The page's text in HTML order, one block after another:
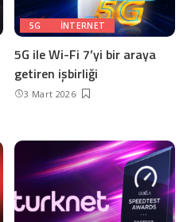
5G INTERNET
5G ile Wi-Fi 7’yi bir araya
getiren işbirliği
3 Mart 2026